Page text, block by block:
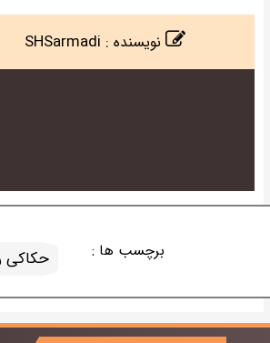
نویسنده :
SHSarmadi
برچسب ها : حکاکی